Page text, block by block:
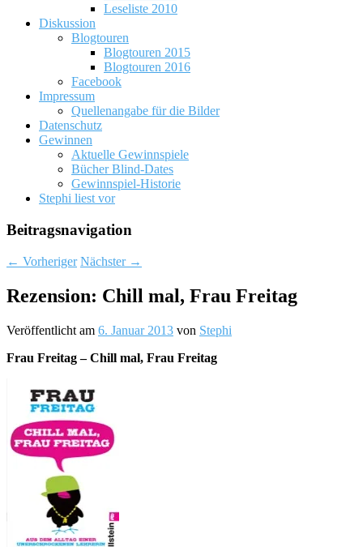
Leseliste 2010
Diskussion
Blogtouren
Blogtouren 2015
Blogtouren 2016
Facebook
Impressum
Quellenangabe für die Bilder
Datenschutz
Gewinnen
Aktuelle Gewinnspiele
Bücher Blind-Dates
Gewinnspiel-Historie
Stephi liest vor
Beitragsnavigation
← Vorheriger Nächster →
Rezension: Chill mal, Frau Freitag
Veröffentlicht am 6. Januar 2013 von Stephi
Frau Freitag – Chill mal, Frau Freitag